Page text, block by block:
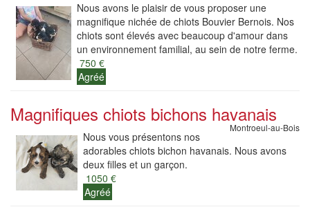
Nous avons le plaisir de vous proposer une
magnifique nichée de chiots Bouvier Bernois. Nos
chiots sont élevés avec beaucoup d'amour dans
un environnement familial, au sein de notre ferme.
750 €
Agréé
Magnifiques chiots bichons havanais
Montroeul-au-Bois
Nous vous présentons nos
adorables chiots bichon havanais. Nous avons
deux filles et un garçon.
1050 €
Agréé